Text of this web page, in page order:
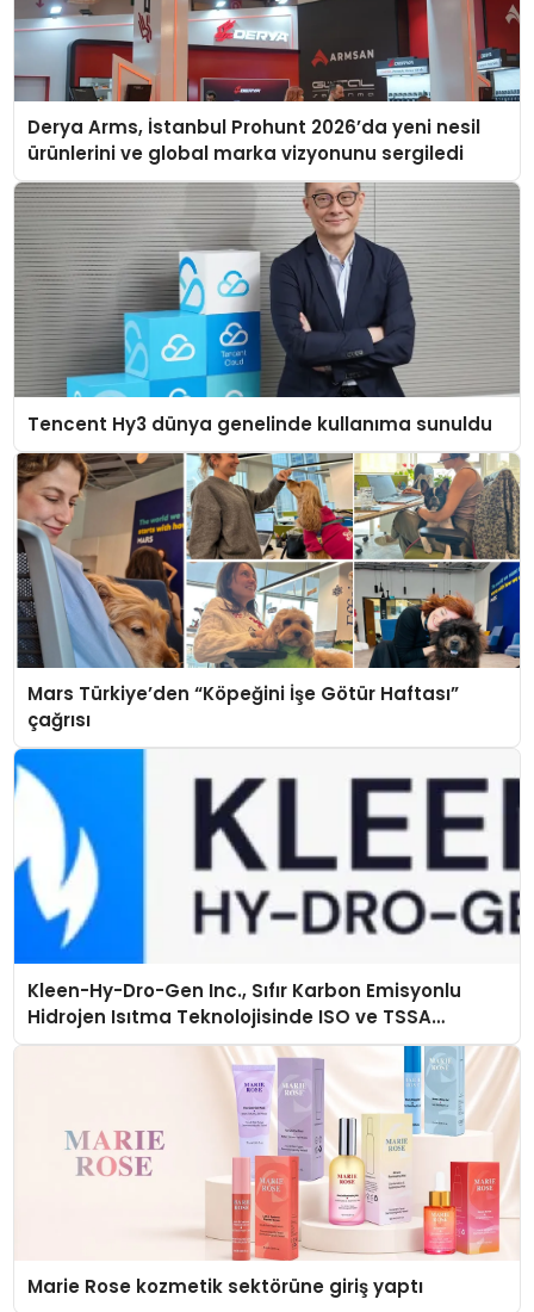
Derya Arms, İstanbul Prohunt 2026’da yeni nesil
ürünlerini ve global marka vizyonunu sergiledi
Tencent Hy3 dünya genelinde kullanıma sunuldu
Mars Türkiye’den “Köpeğini İşe Götür Haftası”
çağrısı
Kleen-Hy-Dro-Gen Inc., Sıfır Karbon Emisyonlu
Hidrojen Isıtma Teknolojisinde ISO ve TSSA
Düzenleyici Onaylarını Aldı
Marie Rose kozmetik sektörüne giriş yaptı